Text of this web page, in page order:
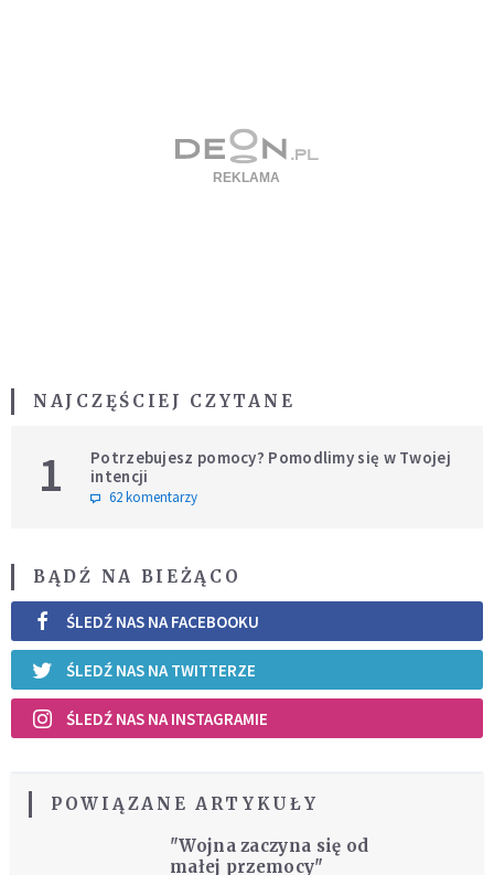
NAJCZĘŚCIEJ CZYTANE
1
Potrzebujesz pomocy? Pomodlimy się w Twojej
intencji
62 komentarzy
BĄDŹ NA BIEŻĄCO
ŚLEDŹ NAS NA FACEBOOKU
ŚLEDŹ NAS NA TWITTERZE
ŚLEDŹ NAS NA INSTAGRAMIE
POWIĄZANE ARTYKUŁY
"Wojna zaczyna się od
małej przemocy"